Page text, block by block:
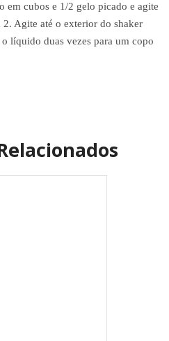
em cubos e 1/2 gelo picado e agite
2. Agite até o exterior do shaker
líquido duas vezes para um copo